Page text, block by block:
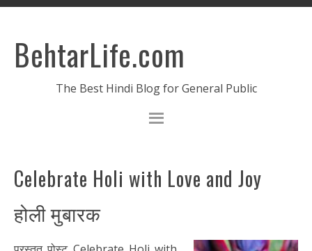
BehtarLife.com
The Best Hindi Blog for General Public
Celebrate Holi with Love and Joy
होली मुबारक